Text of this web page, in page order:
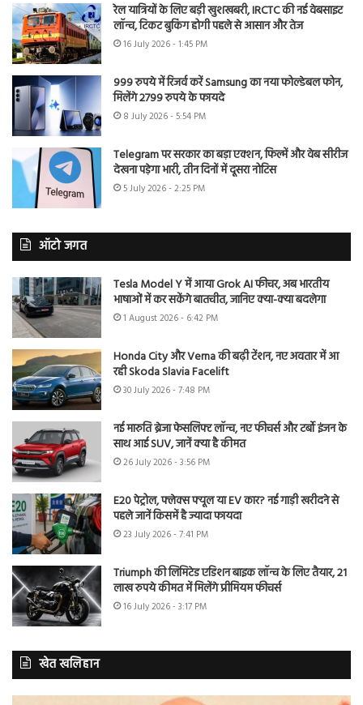
रेल यात्रियों के लिए बड़ी खुशखबरी, IRCTC की नई वेबसाइट
लॉन्च, टिकट बुकिंग होगी पहले से आसान और तेज
16 July 2026 - 1:45 PM
999 रुपये में रिजर्व करें Samsung का नया फोल्डेबल फोन,
मिलेंगे 2799 रुपये के फायदे
8 July 2026 - 5:54 PM
Telegram पर सरकार का बड़ा एक्शन, फिल्में और वेब सीरीज
देखना पड़ेगा भारी, तीन दिनों में दूसरा नोटिस
5 July 2026 - 2:25 PM
ऑटो जगत
Tesla Model Y में आया Grok AI फीचर, अब भारतीय
भाषाओं में कर सकेंगे बातचीत, जानिए क्या-क्या बदलेगा
1 August 2026 - 6:42 PM
Honda City और Verna की बढ़ी टेंशन, नए अवतार में आ
रही Skoda Slavia Facelift
30 July 2026 - 7:48 PM
नई मारुति ब्रेजा फेसलिफ्ट लॉन्च, नए फीचर्स और टर्बो इंजन के
साथ आई SUV, जानें क्या है कीमत
26 July 2026 - 3:56 PM
E20 पेट्रोल, फ्लेक्स फ्यूल या EV कार? नई गाड़ी खरीदने से
पहले जानें किसमें है ज्यादा फायदा
23 July 2026 - 7:41 PM
Triumph की लिमिटेड एडिशन बाइक लॉन्च के लिए तैयार, 21
लाख रुपये कीमत में मिलेंगे प्रीमियम फीचर्स
16 July 2026 - 3:17 PM
खेत खलिहान